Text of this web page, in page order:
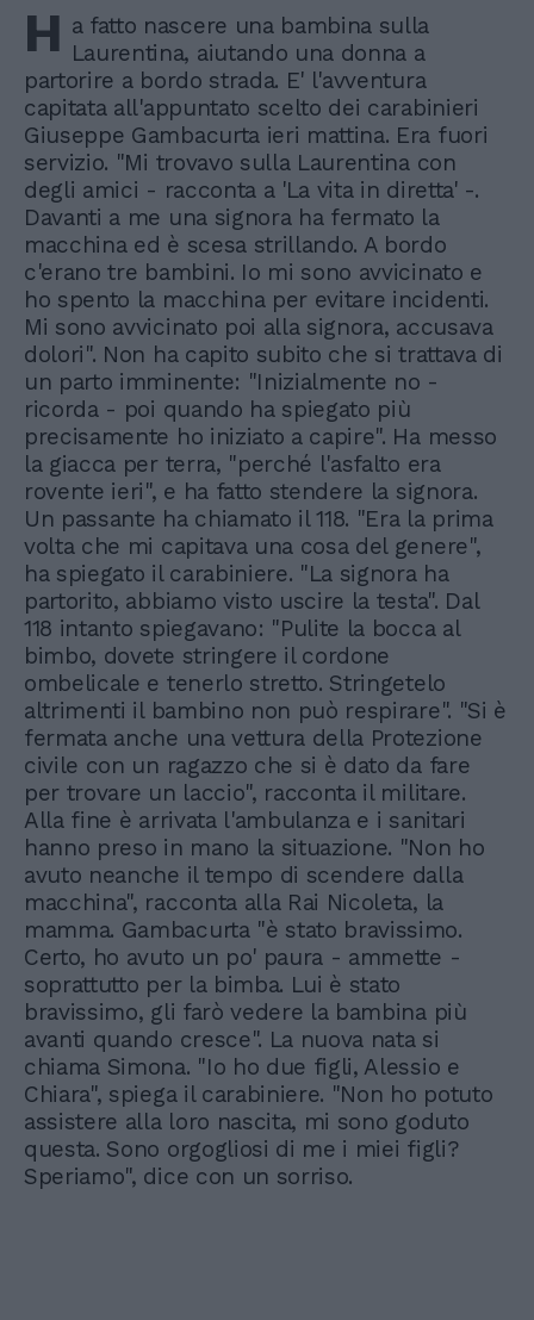
H a fatto nascere una bambina sulla
Laurentina, aiutando una donna a
partorire a bordo strada. E' l'avventura
capitata all'appuntato scelto dei carabinieri
Giuseppe Gambacurta ieri mattina. Era fuori
servizio. "Mi trovavo sulla Laurentina con
degli amici - racconta a 'La vita in diretta' -.
Davanti a me una signora ha fermato la
macchina ed è scesa strillando. A bordo
c'erano tre bambini. Io mi sono avvicinato e
ho spento la macchina per evitare incidenti.
Mi sono avvicinato poi alla signora, accusava
dolori". Non ha capito subito che si trattava di
un parto imminente: "Inizialmente no -
ricorda - poi quando ha spiegato più
precisamente ho iniziato a capire". Ha messo
la giacca per terra, "perché l'asfalto era
rovente ieri", e ha fatto stendere la signora.
Un passante ha chiamato il 118. "Era la prima
volta che mi capitava una cosa del genere",
ha spiegato il carabiniere. "La signora ha
partorito, abbiamo visto uscire la testa". Dal
118 intanto spiegavano: "Pulite la bocca al
bimbo, dovete stringere il cordone
ombelicale e tenerlo stretto. Stringetelo
altrimenti il bambino non può respirare". "Si è
fermata anche una vettura della Protezione
civile con un ragazzo che si è dato da fare
per trovare un laccio", racconta il militare.
Alla fine è arrivata l'ambulanza e i sanitari
hanno preso in mano la situazione. "Non ho
avuto neanche il tempo di scendere dalla
macchina", racconta alla Rai Nicoleta, la
mamma. Gambacurta "è stato bravissimo.
Certo, ho avuto un po' paura - ammette -
soprattutto per la bimba. Lui è stato
bravissimo, gli farò vedere la bambina più
avanti quando cresce". La nuova nata si
chiama Simona. "Io ho due figli, Alessio e
Chiara", spiega il carabiniere. "Non ho potuto
assistere alla loro nascita, mi sono goduto
questa. Sono orgogliosi di me i miei figli?
Speriamo", dice con un sorriso.